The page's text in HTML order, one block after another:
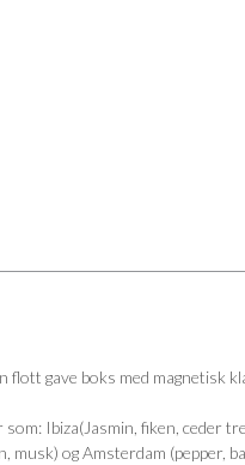
gave boks med magnetisk
Ibiza(Jasmin, fiken, ceder
musk) og Amsterdam (pepper,